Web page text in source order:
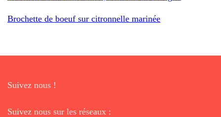
Brochette de boeuf sur citronnelle marinée
Suivez nous !
Suivez nous sur les réseaux :